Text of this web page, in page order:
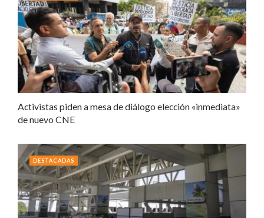
Activistas piden a mesa de diálogo elección «inmediata»
de nuevo CNE
DESTACADAS